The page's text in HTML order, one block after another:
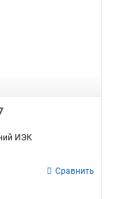
ИЭК
Сравнить